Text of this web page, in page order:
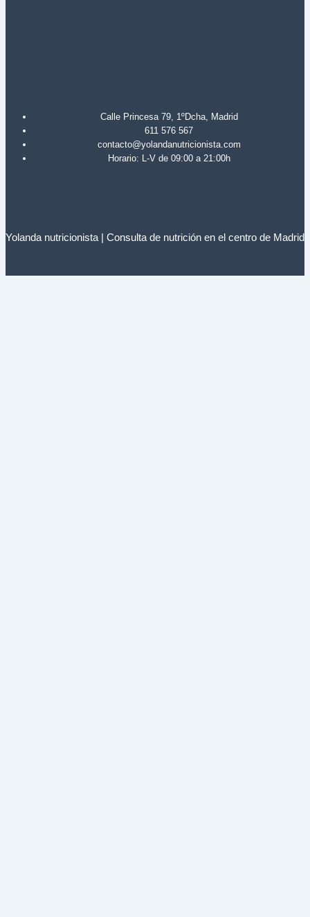
Calle Princesa 79, 1ºDcha, Madrid
611 576 567
contacto@yolandanutricionista.com
Horario: L-V de 09:00 a 21:00h
Yolanda nutricionista | Consulta de nutrición en el centro de Madrid